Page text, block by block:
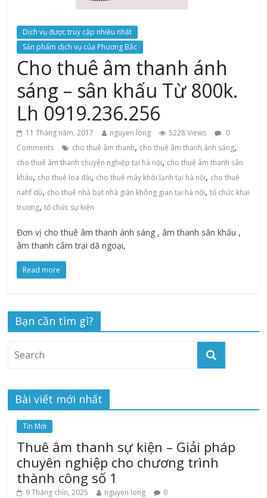
Dịch vụ được truy cập nhiều nhất
Sản phẩm dịch vụ của Phương Bắc
Cho thuê âm thanh ánh
sáng – sân khấu Từ 800k.
Lh 0919.236.256
11 Tháng năm, 2017 nguyen long 5228 Views
0
Comments
cho thuê âm thanh, cho thuê âm thanh ánh sáng,
cho thuê âm thanh chuyên nghiệp tại hà nội, cho thuê âm thanh sân
kháu, cho thuê loa đài, cho thuê máy khói lạnh tại hà nội, cho thuê
nahf dù, cho thuê nhà bạt nhà giàn không gian tại hà nội,tổ chức khai
trương,tổ chức sự kiện
Đơn vị cho thuê âm thanh ánh sáng , âm thanh sân khấu ,
âm thanh cắm trại dã ngoại,
Read more
Bạn cần tìm gì?
Bài viết mới nhất
Tin Mới
Thuê âm thanh sự kiện – Giải pháp
chuyên nghiệp cho chương trình
thành công số 1
9 Tháng chín, 2025 nguyen long 0